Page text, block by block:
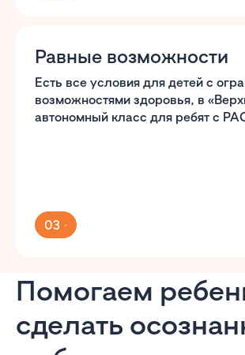
Равные возможности
Есть все условия для детей с
возможностями здоровья, в
автономный класс для ребят с
03
Помогаем
сделать